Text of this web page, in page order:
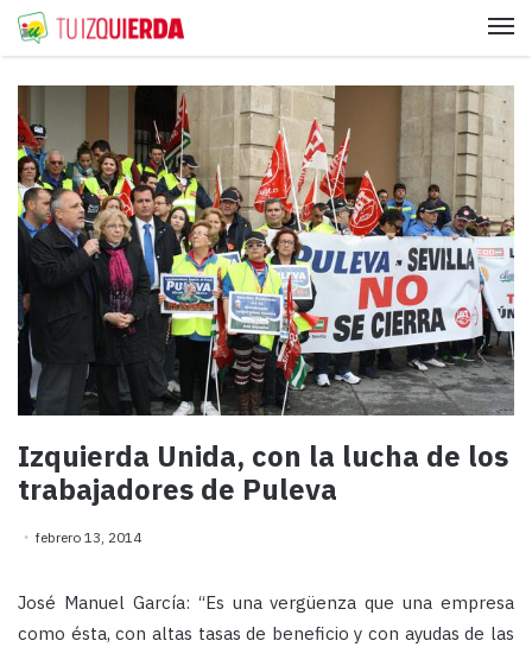
Izquierda Unida, con la lucha de los
trabajadores de Puleva
febrero 13, 2014
José Manuel García: “Es una vergüenza que una empresa
como ésta, con altas tasas de beneficio y con ayudas de las